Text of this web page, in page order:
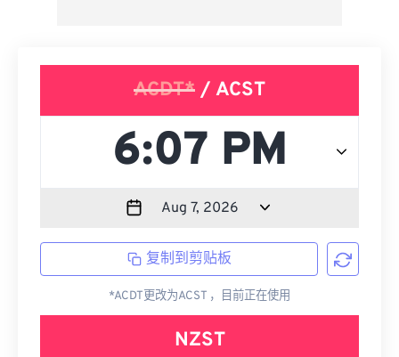
ACDT* / ACST
复制到剪贴板
*ACDT更改为ACST ，目前正在使用
NZST